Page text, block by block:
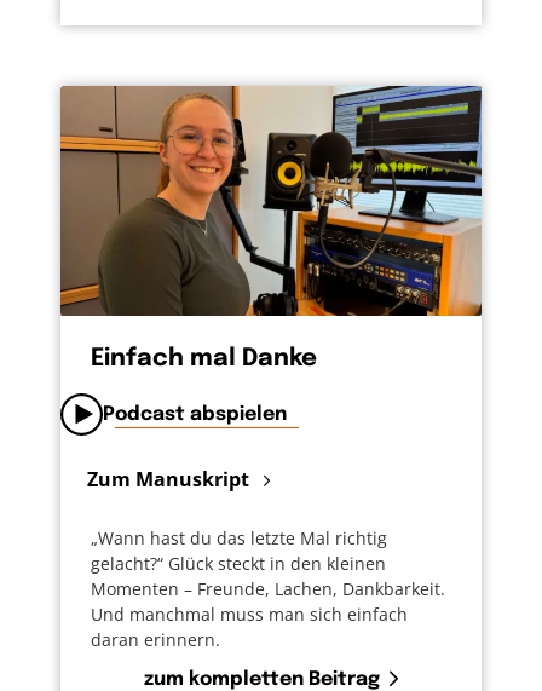
Einfach mal Danke
Podcast abspielen
Zum Manuskript
„Wann hast du das letzte Mal richtig
gelacht?“ Glück steckt in den kleinen
Momenten – Freunde, Lachen, Dankbarkeit.
Und manchmal muss man sich einfach
daran erinnern.
zum kompletten Beitrag